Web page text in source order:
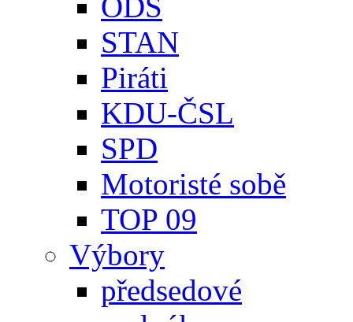
STAN
Piráti
KDU-ČSL
SPD
Motoristé sobě
TOP 09
Výbory
předsedové